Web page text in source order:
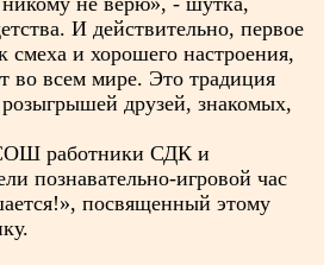
И действительно, первое
смеха и хорошего настроения,
во всем мире. Это традиция
друзей, знакомых,
работники СДК и
познавательно-игровой час
посвященный этому